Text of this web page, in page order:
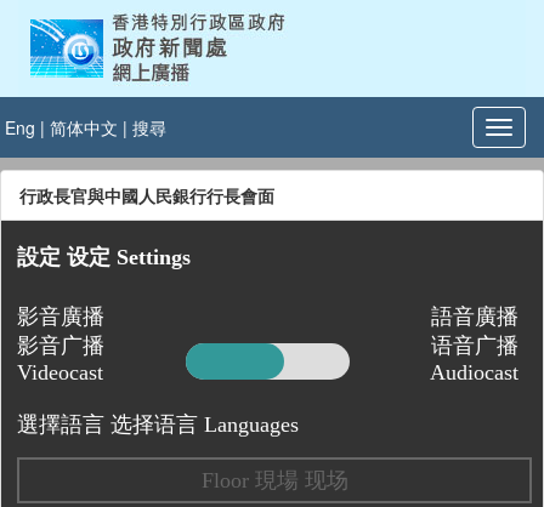
Eng | 简体中文 | 搜尋
行政長官與中國人民銀行行長會面